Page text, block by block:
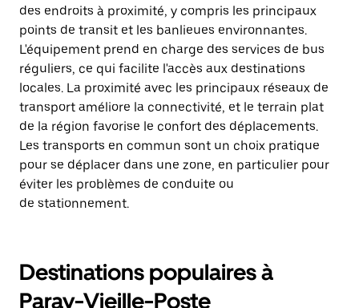
des endroits à proximité, y compris les principaux
points de transit et les banlieues environnantes.
L'équipement prend en charge des services de bus
réguliers, ce qui facilite l'accès aux destinations
locales. La proximité avec les principaux réseaux de
transport améliore la connectivité, et le terrain plat
de la région favorise le confort des déplacements.
Les transports en commun sont un choix pratique
pour se déplacer dans une zone, en particulier pour
éviter les problèmes de conduite ou
de stationnement.
Destinations populaires à
Paray-Vieille-Poste